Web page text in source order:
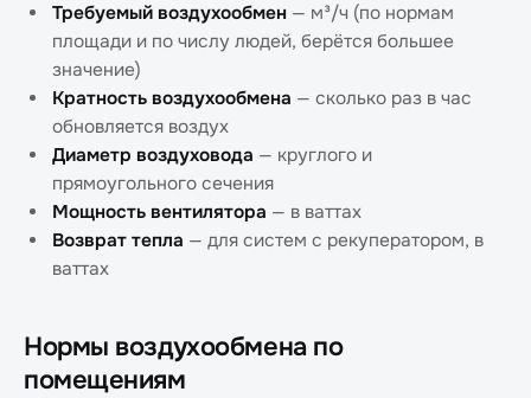
Требуемый воздухообмен — м³/ч (по нормам
площади и по числу людей, берётся большее
значение)
Кратность воздухообмена — сколько раз в час
обновляется воздух
Диаметр воздуховода — круглого и
прямоугольного сечения
Мощность вентилятора — в ваттах
Возврат тепла — для систем с рекуператором, в
ваттах
Нормы воздухообмена по
помещениям